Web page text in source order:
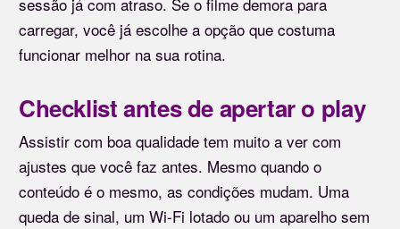
carregar, você já escolhe a opção que costuma
funcionar melhor na sua rotina.
Checklist antes de apertar o play
Assistir com boa qualidade tem muito a ver com
ajustes que você faz antes. Mesmo quando o
conteúdo é o mesmo, as condições mudam. Uma
queda de sinal, um Wi-Fi lotado ou um aparelho sem